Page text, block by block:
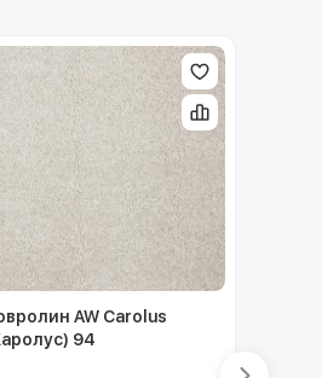
AW Carolus
94